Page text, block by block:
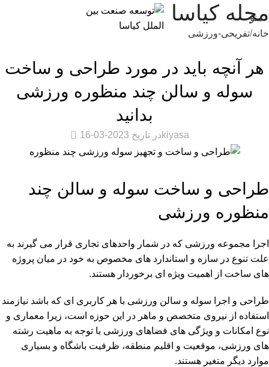
منو
مجله کیاسا
خانه تفریحی-ورزشی
هر آنچه باید در مورد طراحی و ساخت
سوله و سالن چند منظوره ورزشی
بدانید
kiyasaدر تاریخ 2023-03-16 0
طراحی و ساخت سوله و سالن چند
منظوره ورزشی
اجرا مجموعه ورزشی که در شمار واحدهای تجاری قرار می گیرند به
علت تنوع در سازه و استاندارد های مخصوص به خود در میان پروژه
های ساخت از اهمیت ویژه ای برخوردار هستند.
طراحی و اجرا سوله و سالن ورزشی با هر کاربری ای که باشد نیازمند
استفاده از نیروی متخصص و ماهر در این حوزه است، زیرا معماری و
نوع امکانات و ویژگی های فضاهای ورزشی با توجه به ماهیت رشته
های ورزشی، موقعیت و اقلیم منطقه، ظرفیت باشگاه و بسیاری
موارد دیگر متغیر هستند.